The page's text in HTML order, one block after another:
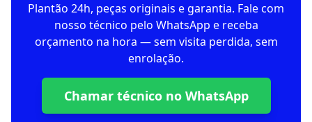
Plantão 24h, peças originais e garantia. Fale com
nosso técnico pelo WhatsApp e receba
orçamento na hora — sem visita perdida, sem
enrolação.
Chamar técnico no WhatsApp